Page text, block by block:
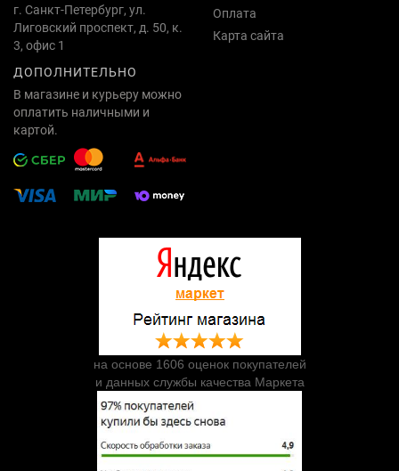
г. Санкт-Петербург, ул.
Лиговский проспект, д. 50, к.
3, офис 1
Оплата
Карта сайта
ДОПОЛНИТЕЛЬНО
В магазине и курьеру можно
оплатить наличными и
картой.
на основе 1606 оценок покупателей
и данных службы качества Маркета